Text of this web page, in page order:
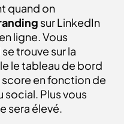
quand on
sur LinkedIn
ligne. Vous
trouve sur la
le tableau de bord
score en fonction de
social. Plus vous
sera élevé.